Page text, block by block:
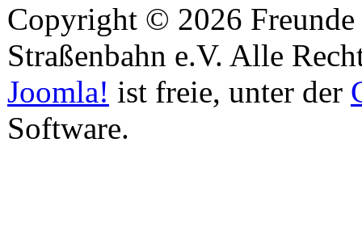
Copyright © 2026
Straßenbahn e.V. Alle
Joomla! ist freie, unter der
Software.